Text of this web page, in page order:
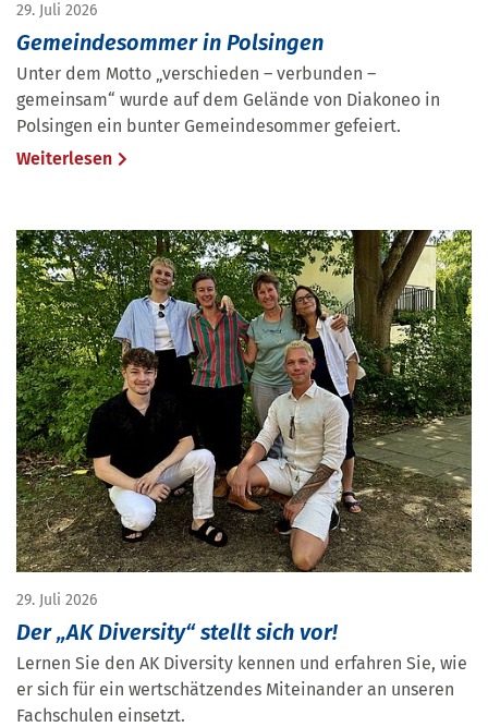
29. Juli 2026
Gemeindesommer in Polsingen
Unter dem Motto „verschieden – verbunden –
gemeinsam“ wurde auf dem Gelände von Diakoneo in
Polsingen ein bunter Gemeindesommer gefeiert.
Weiterlesen
29. Juli 2026
Der „AK Diversity“ stellt sich vor!
Lernen Sie den AK Diversity kennen und erfahren Sie, wie
er sich für ein wertschätzendes Miteinander an unseren
Fachschulen einsetzt.